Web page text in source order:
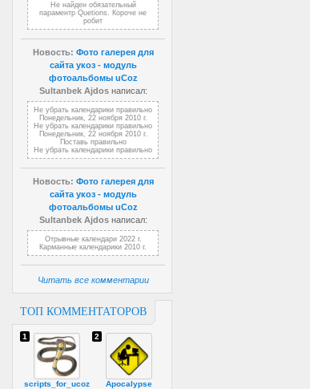
Не найден обязательный
параментр Quetions. Короче не
робит
Новость: Фото галерея для
сайта укоз - модуль
фотоальбомы uCoz
Sultanbek Ajdosнаписал:
Не убрать календарики правильно
Понедельник, 22 ноября 2010 г.
Не убрать календарики правильно
Понедельник, 22 ноября 2010 г.
Поставь правильно
Не убрать календарики правильно
Новость: Фото галерея для
сайта укоз - модуль
фотоальбомы uCoz
Sultanbek Ajdosнаписал:
Отрывные календари 2022 г.
Карманные календарики 2010 г.
Читать все комментарии
ТОП КОММЕНТАТОРОВ
scripts_for_ucoz
1
Apocalypse
2